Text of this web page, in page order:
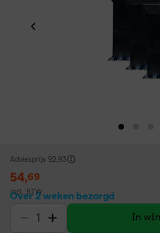
Adviesprijs 92,93
54,69
incl. BTW
Over 2 weken bezorgd
In